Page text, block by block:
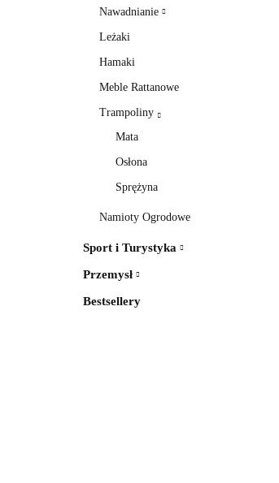
Nawadnianie
Leżaki
Hamaki
Meble Rattanowe
Trampoliny
Mata
Osłona
Sprężyna
Namioty Ogrodowe
Sport i Turystyka
Przemysł
Bestsellery